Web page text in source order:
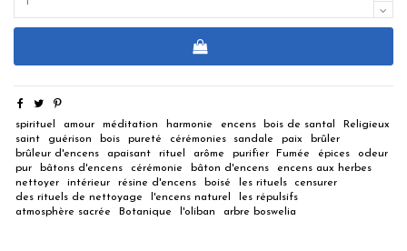
spirituel amour méditation harmonie encens bois de santal
Religieux
saint
guérison bois pureté cérémonies sandale paix
brûler
brûleur d'encens
apaisant rituel arôme purifier Fumée épices
odeur
pur
bâtons d'encens cérémonie bâton d'encens
encens aux herbes
nettoyer
intérieur résine d'encens boisé les rituels
censurer
des rituels de nettoyage
l'encens naturel
les répulsifs
atmosphère sacrée
Botanique l'oliban arbre boswelia